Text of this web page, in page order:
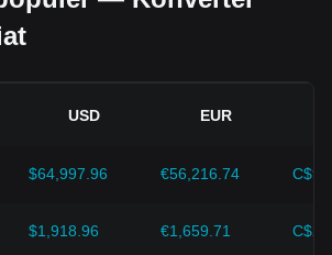
pada gilirannya menentukan nilainya
uang tradisional seperti dolar AS.
ketat dapat menghambat
fiat diterbitkan-seperti tingkat inflasi, suku
USD EUR
$64,997.96 €56,216.74
$1,918.96 €1,659.71